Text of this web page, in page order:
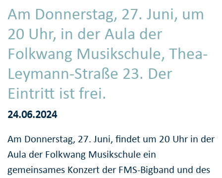
Am Donnerstag, 27. Juni, um
20 Uhr, in der Aula der
Folkwang Musikschule, Thea-
Leymann-Straße 23. Der
Eintritt ist frei.
24.06.2024
Am Donnerstag, 27. Juni, findet um 20 Uhr in der
Aula der Folkwang Musikschule ein
gemeinsames Konzert der FMS-Bigband und des